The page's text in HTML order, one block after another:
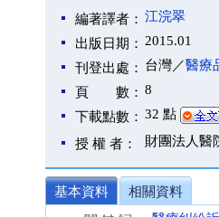
編著譯者： 江浣翠
出版日期： 2015.01
刊登出處： 台灣／醫療
頁 數： 8
下載點數： 32 點
授 權 者： 財團法人醫
基本資料
相關資料